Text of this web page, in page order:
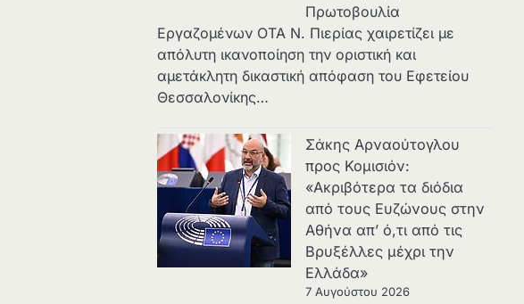
Πρωτοβουλία
Εργαζομένων ΟΤΑ Ν. Πιερίας χαιρετίζει με
απόλυτη ικανοποίηση την οριστική και
αμετάκλητη δικαστική απόφαση του Εφετείου
Θεσσαλονίκης…
Σάκης Αρναούτογλου
προς Κομισιόν:
«Ακριβότερα τα διόδια
από τους Ευζώνους στην
Αθήνα απ’ ό,τι από τις
Βρυξέλλες μέχρι την
Ελλάδα»
7 Αυγούστου 2026